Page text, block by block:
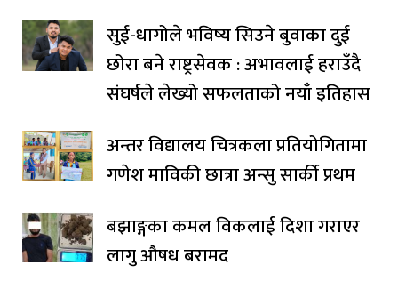
सुई-धागोले भविष्य सिउने बुवाका दुई
छोरा बने राष्ट्रसेवक : अभावलाई हराउँदै
संघर्षले लेख्यो सफलताको नयाँ इतिहास
अन्तर विद्यालय चित्रकला प्रतियोगितामा
गणेश माविकी छात्रा अन्सु सार्की प्रथम
बझाङ्गका कमल विकलाई दिशा गराएर
लागु औषध बरामद